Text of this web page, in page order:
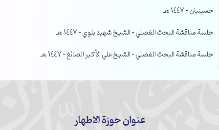
حسينيان – 1447 هـ
جلسة مناقشة البحث الفصلي – الشيخ شهيد بلوي – 1447 هـ
جلسة مناقشة البحث الفصلي – الشيخ علي الأكبر الصائغ – 1447 هـ
عنوان حوزة الاطهار